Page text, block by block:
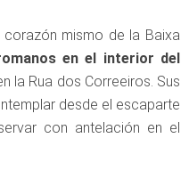
mismo de la Baixa
en el interior del
la Rua dos Correeiros. Sus
desde el escaparte
con antelación en el